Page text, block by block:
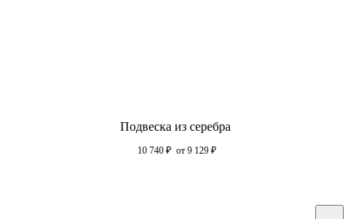
Подвеска из серебра
10 740 ₽ от 9 129 ₽